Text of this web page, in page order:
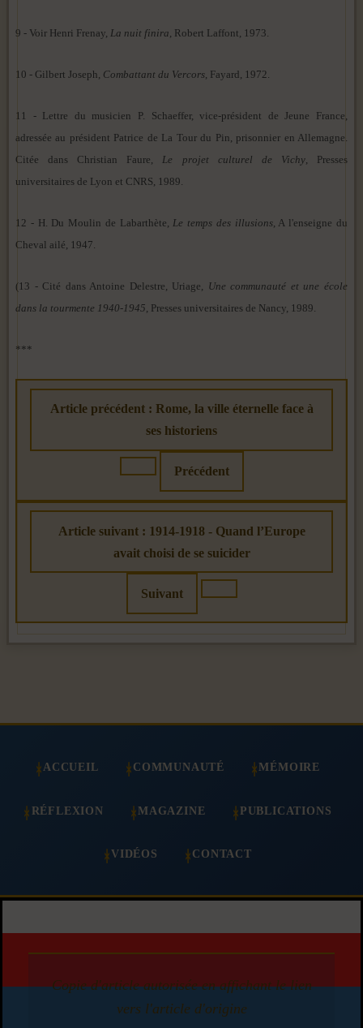
9 - Voir Henri Frenay, La nuit finira, Robert Laffont, 1973.
10 - Gilbert Joseph, Combattant du Vercors, Fayard, 1972.
11 - Lettre du musicien P. Schaeffer, vice-président de Jeune France,
adressée au président Patrice de La Tour du Pin, prisonnier en Allemagne.
Citée dans Christian Faure, Le projet culturel de Vichy, Presses
universitaires de Lyon et CNRS, 1989.
12 - H. Du Moulin de Labarthète, Le temps des illusions, A l'enseigne du
Cheval ailé, 1947.
(13 - Cité dans Antoine Delestre, Uriage, Une communauté et une école
dans la tourmente 1940-1945, Presses universitaires de Nancy, 1989.
***
Article précédent : Rome, la ville éternelle face à
ses historiens
Précédent
Article suivant : 1914-1918 - Quand l’Europe
avait choisi de se suicider
Suivant
ACCUEIL COMMUNAUTÉ MÉMOIRE
RÉFLEXION MAGAZINE PUBLICATIONS
VIDÉOS CONTACT
Copie d'article autorisée en affichant le lien
vers l'article d'origine